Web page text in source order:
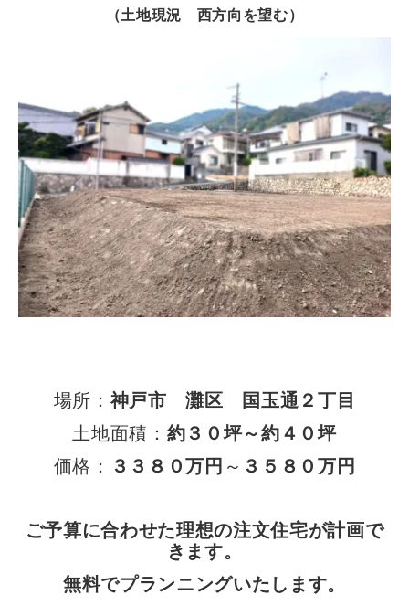
（土地現況 西方向を望む）
場所：神戸市 灘区 国玉通２丁目
土地面積： 約３０坪～約４０坪
価格：
３３８０万円 ～ ３５８０万円
ご予算に合わせた理想の注文住宅が計画で
きます。
無料でプランニングいたします。